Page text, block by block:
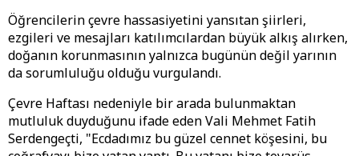
Öğrencilerin çevre hassasiyetini yansıtan şiirleri,
ezgileri ve mesajları katılımcılardan büyük alkış alırken,
doğanın korunmasının yalnızca bugünün değil yarının
da sorumluluğu olduğu vurgulandı.
Çevre Haftası nedeniyle bir arada bulunmaktan
mutluluk duyduğunu ifade eden Vali Mehmet Fatih
Serdengeçti, "Ecdadımız bu güzel cennet köşesini, bu